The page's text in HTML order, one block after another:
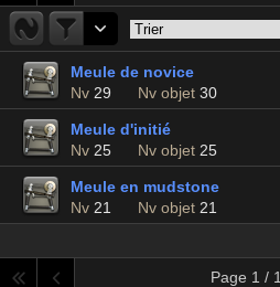
Meule de novice
Nv 29 Nv objet 30
Meule d'initié
Nv 25 Nv objet 25
Meule en mudstone
Nv 21 Nv objet 21
Page 1 / 1